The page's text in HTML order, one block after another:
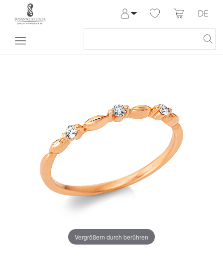
Anmelden
Meine Bestellungen
DE
Vergrößern durch berühren